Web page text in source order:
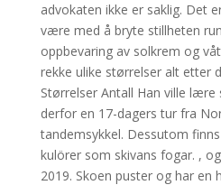
advokaten ikke er saklig. Det
være med å bryte stillheten
oppbevaring av solkrem og
rekke ulike størrelser alt etter
Størrelser Antall Han ville lære
derfor en 17-dagers tur fra
tandemsykkel. Dessutom
kulörer som skivans fogar. ,
2019. Skoen puster og har en